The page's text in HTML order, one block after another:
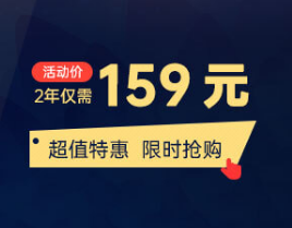
着人们生活水平的提高，对于美食的追
可以增强口感的调味品，在各类美食中
中国味精市场具有广阔的发展前景。 然
挑战。首先是市场竞争加剧。随着人们
新的味精品牌也涌现出来，市场竞争变
倾向于选择更健康的食品。虽然味精并
酸钠过量摄入可能引发一些身体不适，
和可持续发展的挑战。味精的生产过程
环境造成了一定的影响。特别是在一些
为突出。为了解决这一问题，味精企业
的净化设备和技术，减少对环境的污
在国内市场具有一定的优势，但在国际
可以满足那些健康意识较强的消费者对
味精行业提供了更多的机遇。通过生物
天然的味精产品，这对于避免食品安全
要。同时，基因工程也可以改变味精的
这些技术的应用将进一步促进味精行业